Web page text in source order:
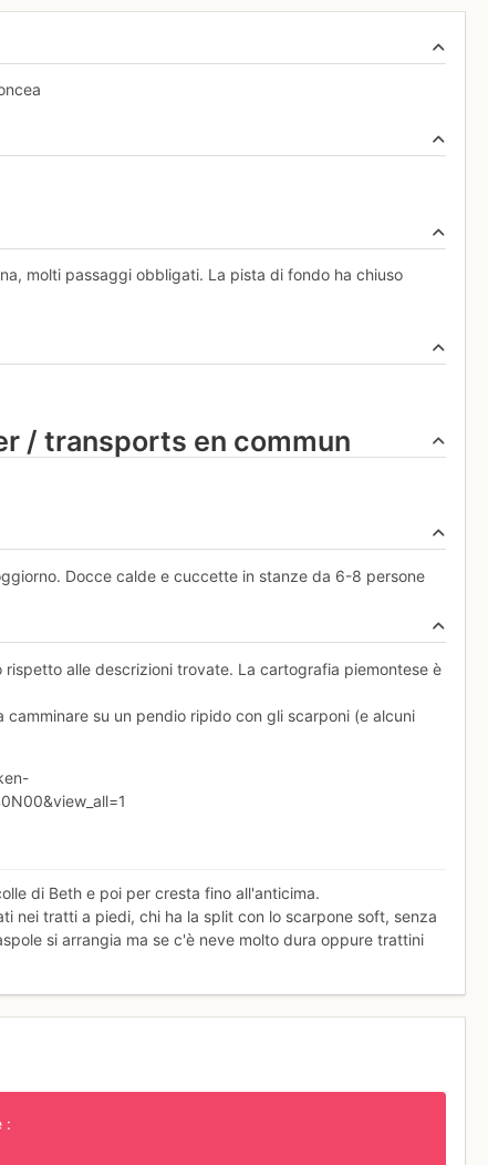
molti passaggi obbligati. La pista di fondo ha chiuso
/ transports en commun
Docce calde e cuccette in stanze da 6-8 persone
alle descrizioni trovate. La cartografia piemontese è
su un pendio ripido con gli scarponi (e alcuni
di Beth e poi per cresta fino all'anticima.
nei tratti a piedi, chi ha la split con lo scarpone soft, senza
si arrangia ma se c'è neve molto dura oppure trattini
: